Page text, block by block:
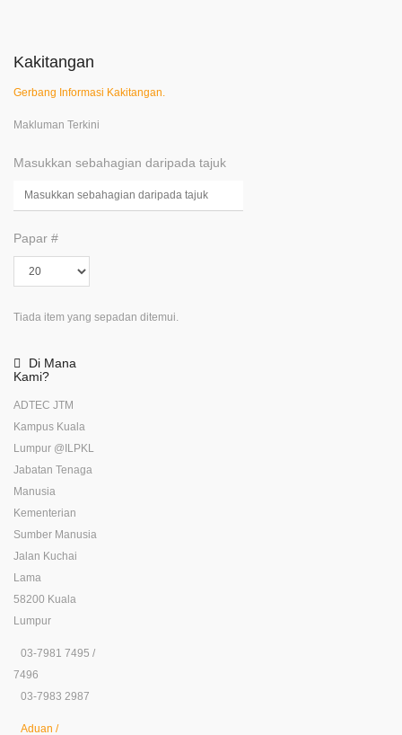
Kakitangan
Gerbang Informasi Kakitangan.
Makluman Terkini
Masukkan sebahagian daripada tajuk
Papar #
Tiada item yang sepadan ditemui.
Di Mana
Kami?
ADTEC JTM
Kampus Kuala
Lumpur @ILPKL
Jabatan Tenaga
Manusia
Kementerian
Sumber Manusia
Jalan Kuchai
Lama
58200 Kuala
Lumpur
03-7981 7495 /
7496
03-7983 2987
Aduan /